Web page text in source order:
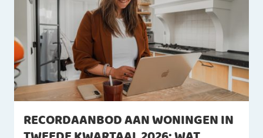
RECORDAANBOD AAN WONINGEN IN